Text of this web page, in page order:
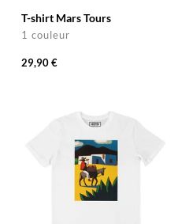
T-shirt Mars Tours
1 couleur
29,90 €